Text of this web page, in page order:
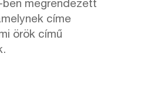
megrendezett
címe
örök című